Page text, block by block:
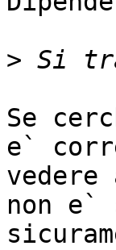
>
Se
e`
vedere
non e`